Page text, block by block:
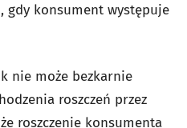
gdy konsument występuje
nie może bezkarnie
roszczeń przez
roszczenie konsumenta